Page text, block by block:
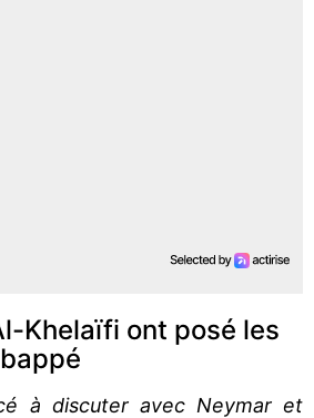
Khelaïfi ont posé les
à discuter avec Neymar et